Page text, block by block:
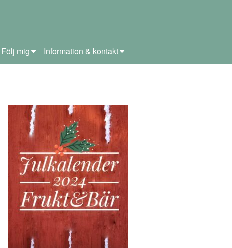
Följ mig Information & kontakt